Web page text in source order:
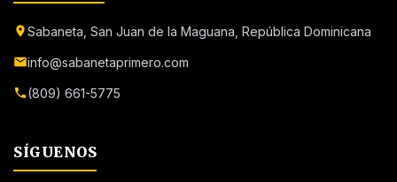
Sabaneta, San Juan de la Maguana, República Dominicana
info@sabanetaprimero.com
(809) 661-5775
SÍGUENOS